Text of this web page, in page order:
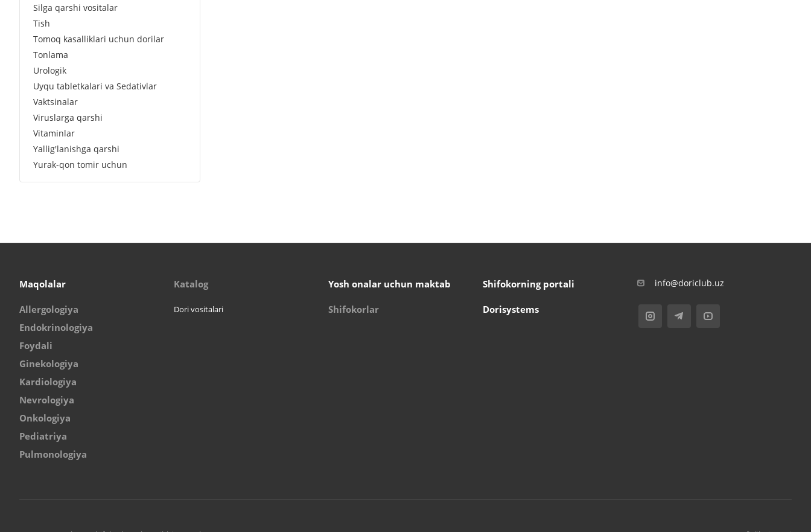
Silga qarshi vositalar
Tish
Tomoq kasalliklari uchun dorilar
Tonlama
Urologik
Uyqu tabletkalari va Sedativlar
Vaktsinalar
Viruslarga qarshi
Vitaminlar
Yallig'lanishga qarshi
Yurak-qon tomir uchun
Maqolalar
Allergologiya
Endokrinologiya
Foydali
Ginekologiya
Kardiologiya
Nevrologiya
Onkologiya
Pediatriya
Pulmonologiya
Katalog
Dori vositalari
Yosh onalar uchun maktab
Shifokorlar
Shifokorning portali
Dorisystems
info@doriclub.uz